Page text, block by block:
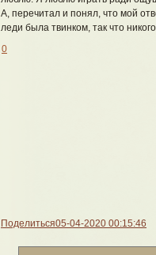
А, перечитал и понял, что мой
леди была твинком, так что
0
Поделиться05-04-2020 00:15:46